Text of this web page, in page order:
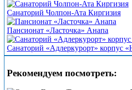
Санаторий Чолпон-Ата Киргизия
Пансионат «Ласточка» Анапа
Санаторий «Адлеркурорт» корпус
Рекомендуем посмотреть: